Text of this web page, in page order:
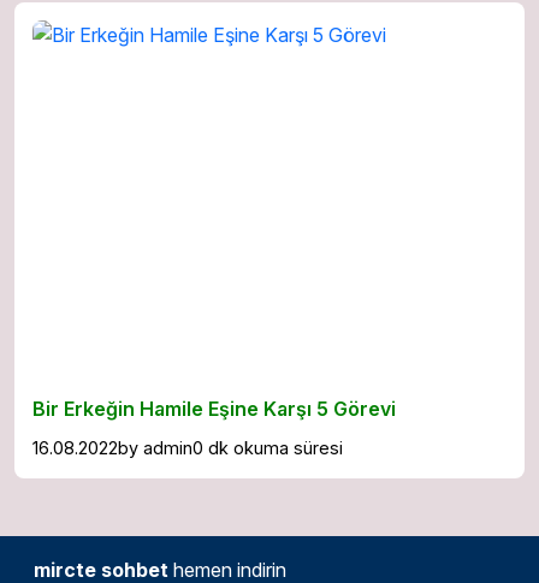
Bir Erkeğin Hamile Eşine Karşı 5 Görevi
16.08.2022by admin0 dk okuma süresi
mircte sohbet hemen indirin